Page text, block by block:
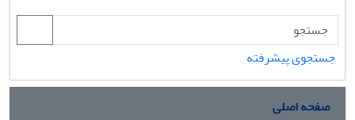
جستجوی پیشرفته
صفحه اصلی